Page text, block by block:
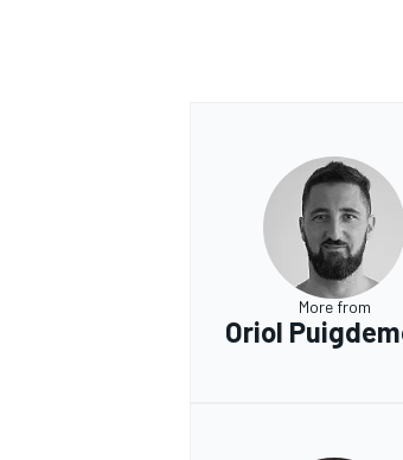
More from
Oriol